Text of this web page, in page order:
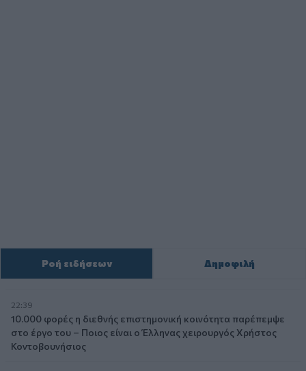
Ροή ειδήσεων Δημοφιλή
22:39
10.000 φορές η διεθνής επιστημονική κοινότητα παρέπεμψε
στο έργο του – Ποιος είναι ο Έλληνας χειρουργός Χρήστος
Κοντοβουνήσιος